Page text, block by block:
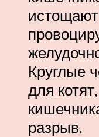
Круглые
для
разрыв.